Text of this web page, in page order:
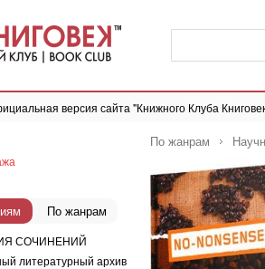
версия сайта "Книжного Клуба
По жанрам
СОЧИНЕНИЙ
литературный архив
По жанрам